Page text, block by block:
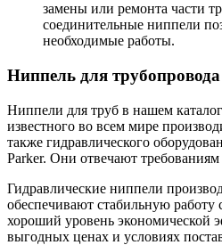
замены или ремонта части
соединительные ниппели
необходимые работы.
Ниппель для
Ниппели для труб в нашем
известного во всем мире
также гидравлического
Parker. Они отвечают требованиям
Гидравлические ниппели
обеспечивают стабильную работу
хороший уровень экономической
выгодных ценах и условиях